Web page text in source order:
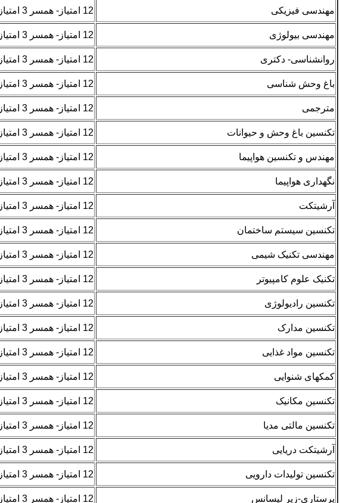
مهندسی فیزیکی 12 امتیاز- همسر 3 امتیاز
مهندسی بیولوژی 12 امتیاز- همسر 3 امتیاز
روانشناسی- دکتری 12 امتیاز- همسر 3 امتیاز
باغ وحش شناسی 12 امتیاز- همسر 3 امتیاز
مترجمی 12 امتیاز- همسر 3 امتیاز
تکنسین باغ وحش و حیوانات 12 امتیاز- همسر 3 امتیاز
مهندس و تکنسین هواپیما 12 امتیاز- همسر 3 امتیاز
نگهداری هواپیما 12 امتیاز- همسر 3 امتیاز
آرشیتکت 12 امتیاز- همسر 3 امتیاز
تکنسین سیستم ساختمان 12 امتیاز- همسر 3 امتیاز
مهندسی تکنیک شیمی 12 امتیاز- همسر 3 امتیاز
تکنیک علوم کامپیوتر 12 امتیاز- همسر 3 امتیاز
تکنسین رادیولوژی 12 امتیاز- همسر 3 امتیاز
تکنسین مدارک 12 امتیاز- همسر 3 امتیاز
تکنسین مواد غذایی 12 امتیاز- همسر 3 امتیاز
کمکهای شنوایی 12 امتیاز- همسر 3 امتیاز
تکنسین مکانیک 12 امتیاز- همسر 3 امتیاز
تکنسین مالتی مدیا 12 امتیاز- همسر 3 امتیاز
آرشیتکت دریایی 12 امتیاز- همسر 3 امتیاز
تکنسین تولیدات دارویی 12 امتیاز- همسر 3 امتیاز
پرستاری-زیر لیسانس 12 امتیاز- همسر 3 امتیاز